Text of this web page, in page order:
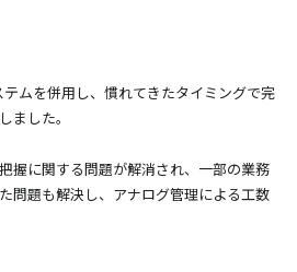
ムを併用し、慣れてきたタイミングで完
ました。
握に関する問題が解消され、一部の業務
問題も解決し、アナログ管理による工数